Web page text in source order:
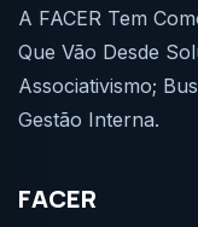
A FACER Tem
Que Vão Desde
Associativismo;
Gestão Interna.
FACER